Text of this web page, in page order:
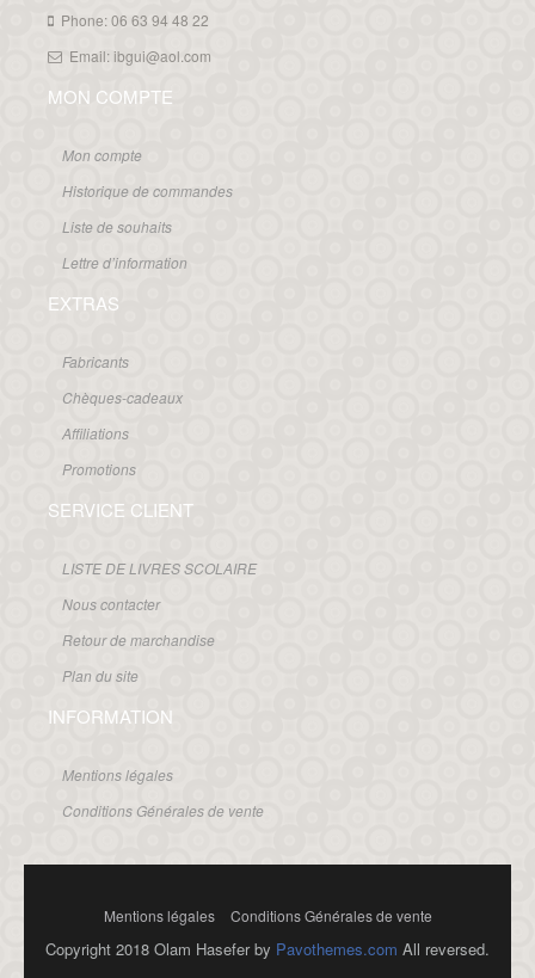
Phone: 06 63 94 48 22
Email: ibgui@aol.com
MON COMPTE
Mon compte
Historique de commandes
Liste de souhaits
Lettre d’information
EXTRAS
Fabricants
Chèques-cadeaux
Affiliations
Promotions
SERVICE CLIENT
LISTE DE LIVRES SCOLAIRE
Nous contacter
Retour de marchandise
Plan du site
INFORMATION
Mentions légales
Conditions Générales de vente
Mentions légales Conditions Générales de vente
Copyright 2018 Olam Hasefer by Pavothemes.com All reversed.